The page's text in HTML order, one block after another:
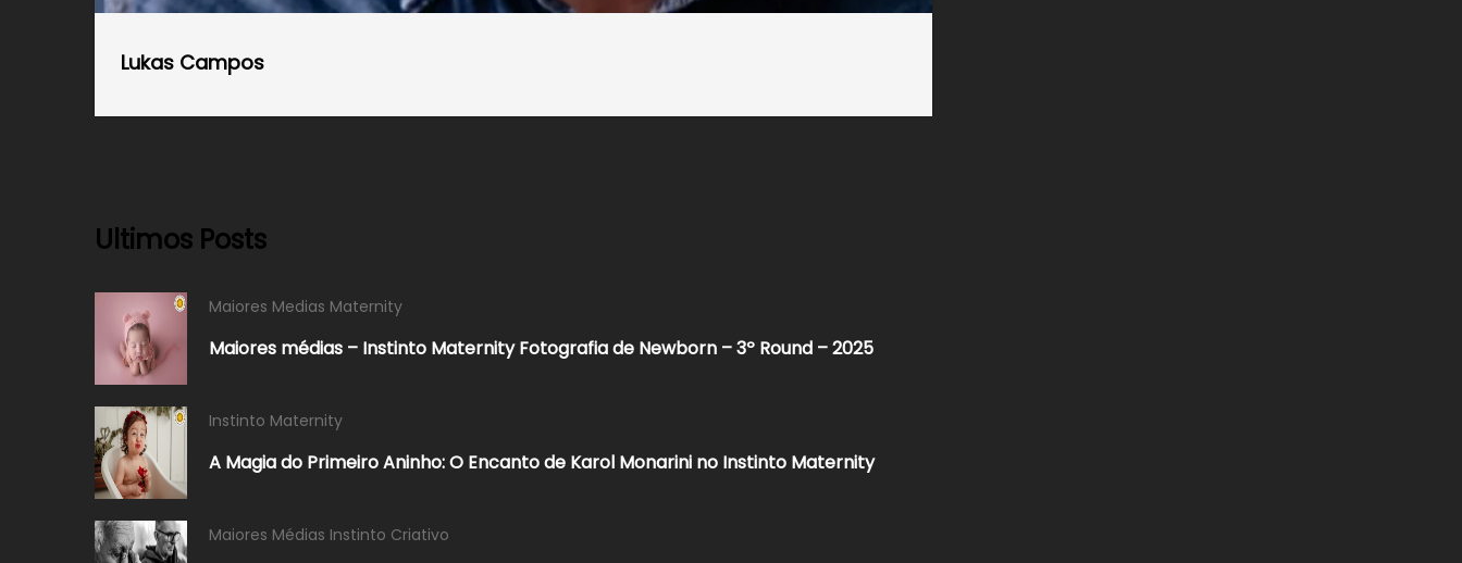
Lukas Campos
Ultimos Posts
Maiores Medias Maternity
Maiores médias – Instinto Maternity Fotografia de Newborn – 3º Round – 2025
Instinto Maternity
A Magia do Primeiro Aninho: O Encanto de Karol Monarini no Instinto Maternity
Maiores Médias Instinto Criativo